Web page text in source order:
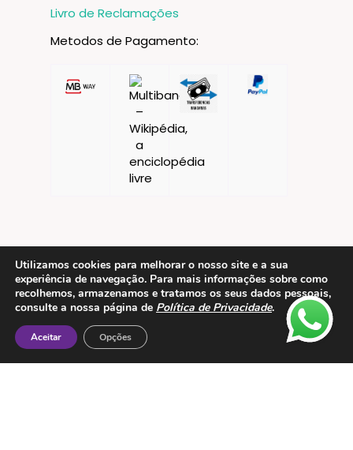
Livro de Reclamações
Metodos de Pagamento:
Contactos
ESMTC – Escola de Medicina Tradicional
Chinesa
Utilizamos cookies para melhorar o nosso site e a sua
experiência de navegação. Para mais informações sobre como
recolhemos, armazenamos e tratamos os seus dados pessoais,
consulte a nossa página de Política de Privacidade.
Aceitar Opções